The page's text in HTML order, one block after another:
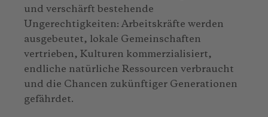
und verschärft bestehende
Ungerechtigkeiten: Arbeitskräfte werden
ausgebeutet, lokale Gemeinschaften
vertrieben, Kulturen kommerzialisiert,
endliche natürliche Ressourcen verbraucht
und die Chancen zukünftiger Generationen
gefährdet.